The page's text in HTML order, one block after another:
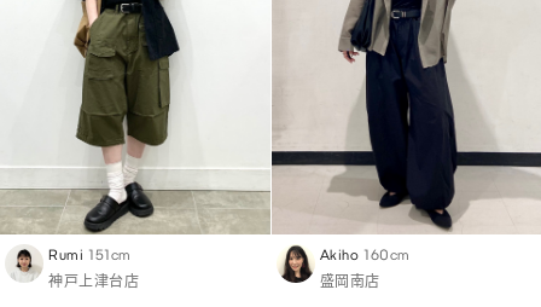
Rumi 151cm
神戸上津台店
Akiho 160cm
盛岡南店